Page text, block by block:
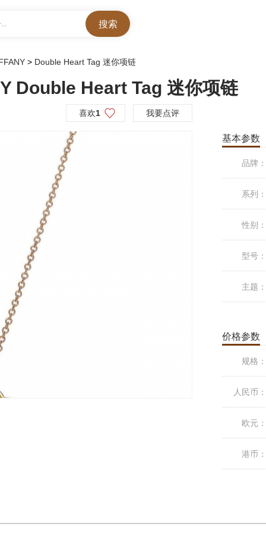
> Double Heart Tag 迷你项链
Double Heart Tag 迷你项链
喜欢1 我要点评
基本参数
品牌：
系列：
性别：
型号：
主题：
价格参数
规格：
人民币：
欧元：
港币：